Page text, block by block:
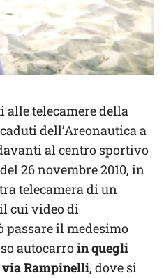
alle telecamere della
dell’Areonautica a
al centro sportivo
26 novembre 2010, in
telecamera di un
cui video di
il medesimo
autocarroin quegli
Rampinelli, dove si